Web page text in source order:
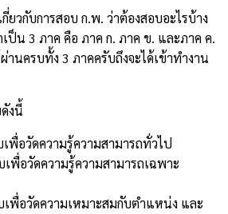
ยวกับการสอบ ก.พ. ว่าต้องสอบอะไรบ้าง
ป็น 3 ภาค คือ ภาค ก. ภาค ข. และภาค ค.
านครบทั้ง 3 ภาคครับถึงจะได้เข้าทำงาน
งนี้
พื่อวัดความรู้ความสามารถทั่วไป
เพื่อวัดความรู้ความสามารถเฉพาะ
เพื่อวัดความเหมาะสมกับตำแหน่ง และ